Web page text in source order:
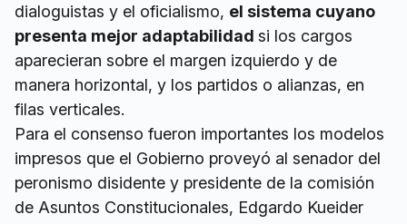
dialoguistas y el oficialismo, el sistema cuyano
presenta mejor adaptabilidad si los cargos
aparecieran sobre el margen izquierdo y de
manera horizontal, y los partidos o alianzas, en
filas verticales.
Para el consenso fueron importantes los modelos
impresos que el Gobierno proveyó al senador del
peronismo disidente y presidente de la comisión
de Asuntos Constitucionales, Edgardo Kueider